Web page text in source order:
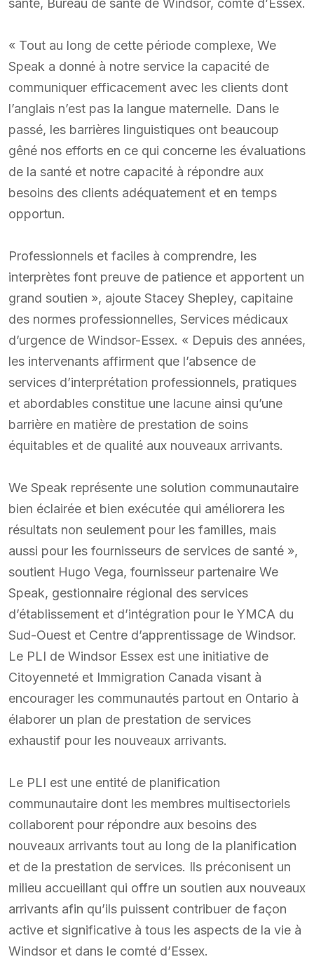
« Tout au long de cette période complexe, We
Speak a donné à notre service la capacité de
communiquer efficacement avec les clients dont
l’anglais n’est pas la langue maternelle. Dans le
passé, les barrières linguistiques ont beaucoup
gêné nos efforts en ce qui concerne les évaluations
de la santé et notre capacité à répondre aux
besoins des clients adéquatement et en temps
opportun.
Professionnels et faciles à comprendre, les
interprètes font preuve de patience et apportent un
grand soutien », ajoute Stacey Shepley, capitaine
des normes professionnelles, Services médicaux
d’urgence de Windsor-Essex. « Depuis des années,
les intervenants affirment que l’absence de
services d’interprétation professionnels, pratiques
et abordables constitue une lacune ainsi qu’une
barrière en matière de prestation de soins
équitables et de qualité aux nouveaux arrivants.
We Speak représente une solution communautaire
bien éclairée et bien exécutée qui améliorera les
résultats non seulement pour les familles, mais
aussi pour les fournisseurs de services de santé »,
soutient Hugo Vega, fournisseur partenaire We
Speak, gestionnaire régional des services
d’établissement et d’intégration pour le YMCA du
Sud-Ouest et Centre d’apprentissage de Windsor.
Le PLI de Windsor Essex est une initiative de
Citoyenneté et Immigration Canada visant à
encourager les communautés partout en Ontario à
élaborer un plan de prestation de services
exhaustif pour les nouveaux arrivants.
Le PLI est une entité de planification
communautaire dont les membres multisectoriels
collaborent pour répondre aux besoins des
nouveaux arrivants tout au long de la planification
et de la prestation de services. Ils préconisent un
milieu accueillant qui offre un soutien aux nouveaux
arrivants afin qu’ils puissent contribuer de façon
active et significative à tous les aspects de la vie à
Windsor et dans le comté d’Essex.